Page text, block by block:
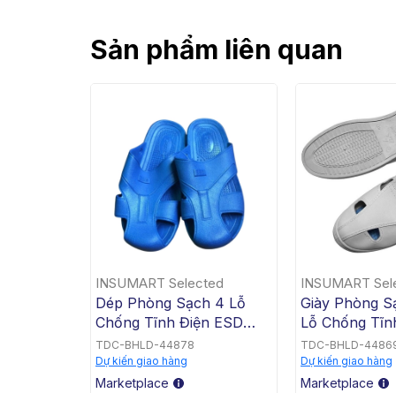
Sản phẩm liên quan
INSUMART Selected
Dép Phòng Sạch 4 Lỗ
Chống Tĩnh Điện ESD
(Nhiều Size: 36 Tới 44)
TDC-BHLD-44878
Dự kiến giao hàng
Marketplace
INSUMART
Giày Phòng
Lỗ Chống
(Nhiều Size:
TDC-BHLD-
Dự kiến giao hàng
Marketplace